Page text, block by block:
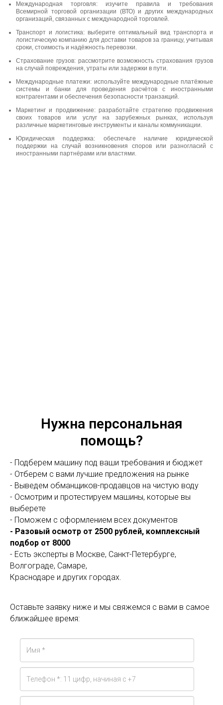
Международная торговля: изучите правила и требования
Всемирной торговой организации (ВТО) и других международных
организаций, связанных с международной торговлей.
Транспорт и логистика: выберите оптимальный вид транспорта и
логистическую компанию для доставки товаров за границу, учитывая
сроки, стоимость и надёжность перевозки.
Страхование грузов: рассмотрите возможность страхования грузов
на случай повреждения, утраты или задержки в пути.
Международные платежи: используйте международные платёжные
системы и банки для проведения расчётов с иностранными
контрагентами и обеспечения безопасности транзакций.
Маркетинг и продвижение: разработайте стратегию продвижения
своих товаров или услуг на зарубежных рынках, используя
различные маркетинговые инструменты и каналы коммуникации.
Юридическая поддержка: обеспечьте наличие юридической
поддержки на случай возникновения споров или разногласий с
иностранными партнёрами или властями.
Нужна персональная
помощь?
- Подберем машину под ваши требования и бюджет
- Отберем с вами лучшие предложения на рынке
- Выведем обманщиков-продавцов на чистую воду
- Осмотрим и протестируем машины, которые вы
выберете
- Поможем с оформлением всех документов
- Разовый осмотр от 2500 рублей, комплексный
подбор от 8000
- Есть эксперты в Москве, Санкт-Петербурге,
Волгограде, Самаре,
Краснодаре и других городах.
Оставьте заявку ниже и мы свяжемся с вами в самое
ближайшее время: